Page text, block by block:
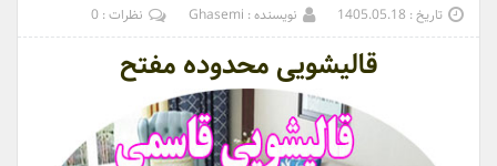
تاریخ : 1405.05.18 نویسنده : Ghasemi نظرات : 0
قالیشویی محدوده مفتح